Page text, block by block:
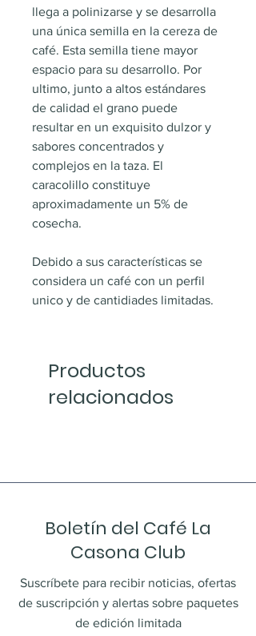
llega a polinizarse y se desarrolla
una única semilla en la cereza de
café. Esta semilla tiene mayor
espacio para su desarrollo. Por
ultimo, junto a altos estándares
de calidad el grano puede
resultar en un exquisito dulzor y
sabores concentrados y
complejos en la taza. El
caracolillo constituye
aproximadamente un 5% de
cosecha.
Debido a sus características se
considera un café con un perfil
unico y de cantidiades limitadas.
Productos
relacionados
Boletín del Café La
Casona Club
Suscríbete para recibir noticias, ofertas
de suscripción y alertas sobre paquetes
de edición limitada